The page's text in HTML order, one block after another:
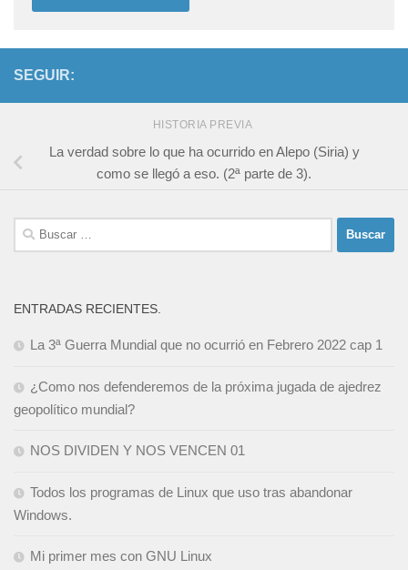
SEGUIR:
HISTORIA PREVIA
La verdad sobre lo que ha ocurrido en Alepo (Siria) y
como se llegó a eso. (2ª parte de 3).
Buscar:
ENTRADAS RECIENTES.
La 3ª Guerra Mundial que no ocurrió en Febrero 2022 cap 1
¿Como nos defenderemos de la próxima jugada de ajedrez
geopolítico mundial?
NOS DIVIDEN Y NOS VENCEN 01
Todos los programas de Linux que uso tras abandonar
Windows.
Mi primer mes con GNU Linux